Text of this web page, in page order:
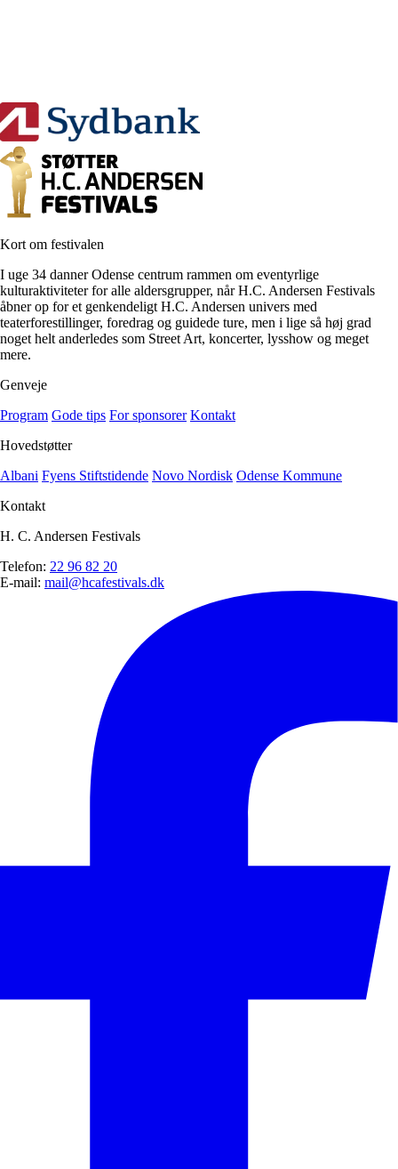
Kort om festivalen
I uge 34 danner Odense centrum rammen om eventyrlige
kulturaktiviteter for alle aldersgrupper, når H.C. Andersen Festivals
åbner op for et genkendeligt H.C. Andersen univers med
teaterforestillinger, foredrag og guidede ture, men i lige så høj grad
noget helt anderledes som Street Art, koncerter, lysshow og meget
mere.
Genveje
Program Gode tips For sponsorer Kontakt
Hovedstøtter
Albani Fyens Stiftstidende Novo Nordisk Odense Kommune
Kontakt
H. C. Andersen Festivals
Telefon: 22 96 82 20
E-mail: mail@hcafestivals.dk